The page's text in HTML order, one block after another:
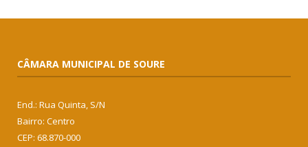
CÂMARA MUNICIPAL DE SOURE
End.: Rua Quinta, S/N
Bairro: Centro
CEP: 68.870-000